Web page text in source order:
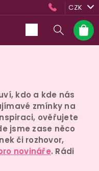
CZK
košík
kdo a kde nás
zmínky na
ověřujete
jsme zase něco
či rozhovor,
novináře. Rádi